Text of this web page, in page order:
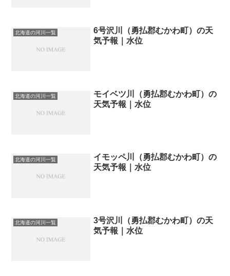
北海道の河川一覧
6号沢川（勇払郡むかわ町）の天
気予報｜水位
北海道の河川一覧
モイベツ川（勇払郡むかわ町）の
天気予報｜水位
北海道の河川一覧
イモッペ川（勇払郡むかわ町）の
天気予報｜水位
北海道の河川一覧
3号沢川（勇払郡むかわ町）の天
気予報｜水位